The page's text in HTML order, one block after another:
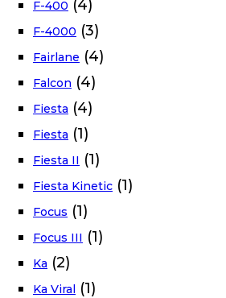
F-400 (4)
F-4000 (3)
Fairlane (4)
Falcon (4)
Fiesta (4)
Fiesta (1)
Fiesta II (1)
Fiesta Kinetic (1)
Focus (1)
Focus III (1)
Ka (2)
Ka Viral (1)